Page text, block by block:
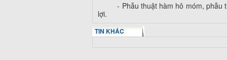
- Phẫu thuật hàm hô móm, phẫu
lợi.
TIN KHÁC